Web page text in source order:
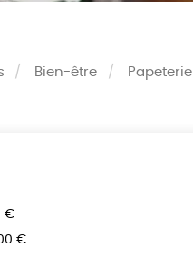
Bien-être Papeterie
€
€